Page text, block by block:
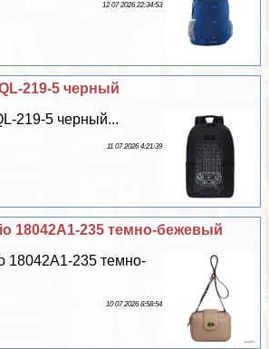
12 07 2026 22:34:53
219-5 черный
219-5 черный...
11 07 2026 4:21:39
18042A1-235 темно-бежевый
18042A1-235 темно-
10 07 2026 8:58:54